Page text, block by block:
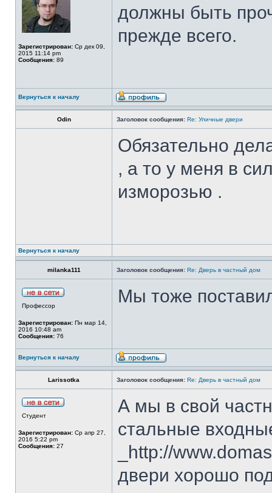
Зарегистрирован: Ср дек 09,
2015 11:14 pm
Сообщения: 89
должны быть
прежде всего.
Вернуться к началу
Odin Заголовок сообщения: Re: Уличные двери
Обязательно
, а то у меня в
изморозью .
Вернуться к началу
milanka111 Заголовок сообщения: Re: Дверь в частный дом
Профессор
Зарегистрирован: Пн мар 14,
2016 10:48 am
Сообщения: 76
Мы тоже
Вернуться к началу
Larissotka Заголовок сообщения: Re: Дверь в частный дом
Студент
Зарегистрирован: Ср апр 27,
2016 5:22 pm
Сообщения: 27
А мы в свой
стальные
_http://
двери хорошо